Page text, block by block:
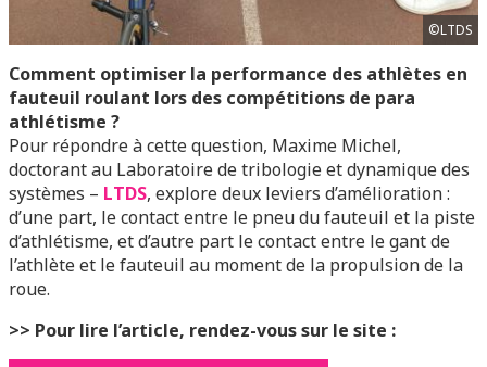
©LTDS
Comment optimiser la performance des athlètes en
fauteuil roulant lors des compétitions de para
athlétisme ?
Pour répondre à cette question, Maxime Michel,
doctorant au Laboratoire de tribologie et dynamique des
systèmes – LTDS, explore deux leviers d’amélioration :
d’une part, le contact entre le pneu du fauteuil et la piste
d’athlétisme, et d’autre part le contact entre le gant de
l’athlète et le fauteuil au moment de la propulsion de la
roue.
>> Pour lire l’article, rendez-vous sur le site :